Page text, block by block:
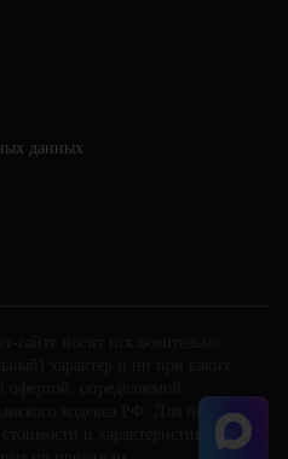
данных
кодекса РФ. Для получения